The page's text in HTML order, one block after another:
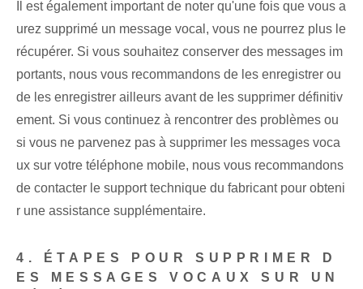
Il est également important de noter qu'une fois que vous a
urez supprimé un message vocal, vous ne pourrez plus le
récupérer. Si vous souhaitez conserver des messages im
portants, nous vous recommandons de les enregistrer ou
de les enregistrer ailleurs avant de les supprimer définitiv
ement. Si vous continuez à rencontrer des problèmes ou
si vous ne parvenez pas à supprimer les messages voca
ux sur votre téléphone mobile, nous vous recommandons
de contacter le support technique du fabricant pour obteni
r une assistance supplémentaire.
4. ÉTAPES POUR SUPPRIMER D
ES MESSAGES VOCAUX SUR UN